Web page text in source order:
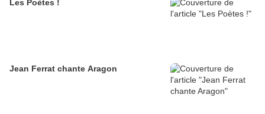
Les Poètes !
Jean Ferrat chante Aragon